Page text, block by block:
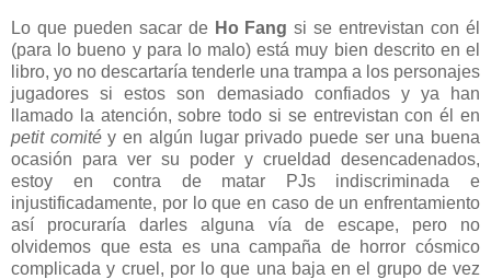
Lo que pueden sacar de Ho Fang si se entrevistan con él
(para lo bueno y para lo malo) está muy bien descrito en el
libro, yo no descartaría tenderle una trampa a los personajes
jugadores si estos son demasiado confiados y ya han
llamado la atención, sobre todo si se entrevistan con él en
petit comitéy en algún lugar privado puede ser una buena
ocasión para ver su poder y crueldad desencadenados,
estoy en contra de matar PJs indiscriminada e
injustificadamente, por lo que en caso de un enfrentamiento
así procuraría darles alguna vía de escape, pero no
olvidemos que esta es una campaña de horror cósmico
complicada y cruel, por lo que una baja en el grupo de vez